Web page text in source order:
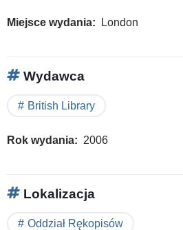
Miejsce wydania London
Wydawca
British Library
Rok wydania 2006
Lokalizacja
Oddział Rękopisów